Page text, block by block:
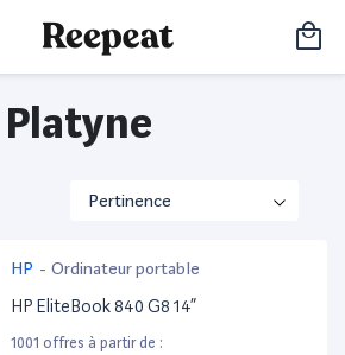
Platyne
HP - Ordinateur portable
HP EliteBook 840 G8 14”
1001 offres à partir de :